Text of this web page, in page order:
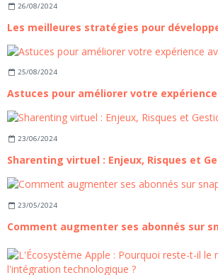
26/08/2024
Les meilleures stratégies pour
25/08/2024
Astuces pour améliorer votre
23/06/2024
Sharenting virtuel : Enjeux, Risques et
23/05/2024
Comment augmenter ses abonnés sur